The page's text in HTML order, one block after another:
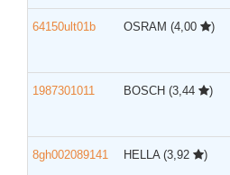
64150ult01b OSRAM (4,00 )
1987301011 BOSCH (3,44 )
8gh002089141 HELLA (3,92 )